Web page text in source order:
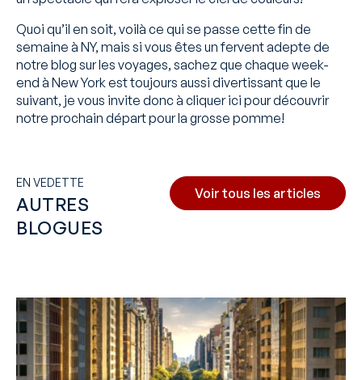
Quoi qu’il en soit, voilà ce qui se passe cette fin de
semaine à NY, mais si vous êtes un fervent adepte de
notre blog sur les voyages, sachez que chaque week-
end à New York est toujours aussi divertissant que le
suivant, je vous invite donc à cliquerici pour découvrir
notre prochain départ pour la grosse pomme!
EN VEDETTE
AUTRES
BLOGUES
Voir tous les articles